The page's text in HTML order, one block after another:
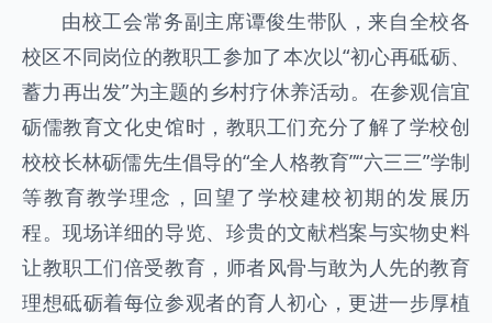
由校工会常务副主席谭俊生带队，来自全校各
校区不同岗位的教职工参加了本次以“初心再砥砺、
蓄力再出发”为主题的乡村疗休养活动。在参观信宜
砺儒教育文化史馆时，教职工们充分了解了学校创
校校长林砺儒先生倡导的“全人格教育”“六三三”学制
等教育教学理念，回望了学校建校初期的发展历
程。现场详细的导览、珍贵的文献档案与实物史料
让教职工们倍受教育，师者风骨与敢为人先的教育
理想砥砺着每位参观者的育人初心，更进一步厚植